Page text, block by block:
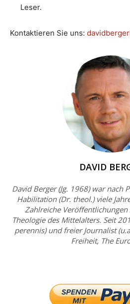
Leser.
Kontaktieren Sie uns:
DAVID
David Berger (Jg. 1968) war nach
Habilitation (Dr. theol.) viele
Zahlreiche
Theologie des Mittelalters. Seit
perennis) und freier Journalist
Freiheit, The